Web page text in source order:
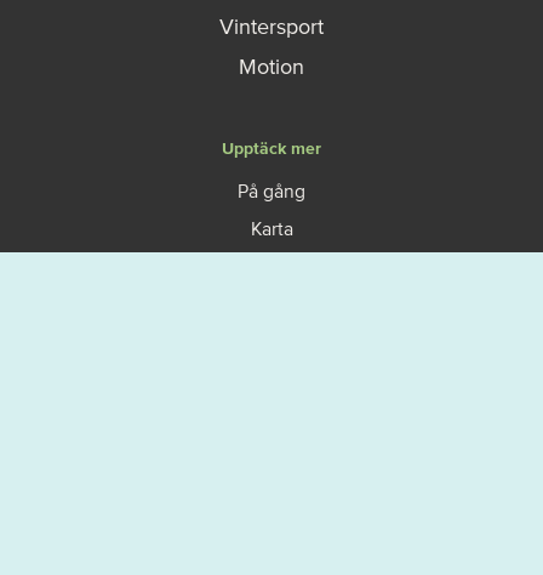
Vintersport
Motion
Upptäck mer
På gång
Karta